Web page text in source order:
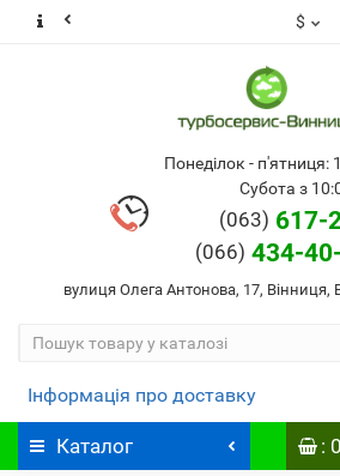
$
Понеділок - п'ятниця:
Субота з
(063) 617-
(066) 434-
вулиця Олега Антонова, 17, Вінниця,
Інформація про доставку
Каталог : 0